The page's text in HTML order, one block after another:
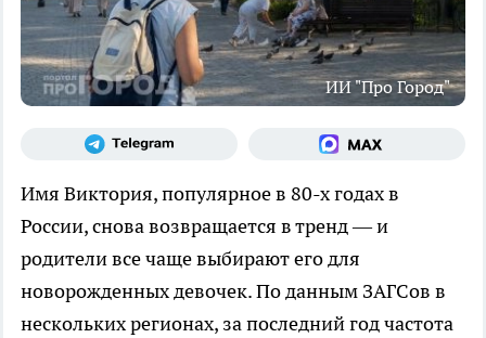
ИИ "Про Город"
Имя Виктория, популярное в 80-х годах в
России, снова возвращается в тренд — и
родители все чаще выбирают его для
новорожденных девочек. По данным ЗАГСов в
нескольких регионах, за последний год частота